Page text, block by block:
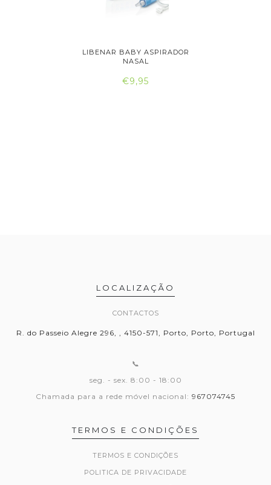
LIBENAR BABY ASPIRADOR
NASAL
€9,95
LOCALIZAÇÃO
CONTACTOS
R. do Passeio Alegre 296, , 4150-571, Porto, Porto, Portugal
📞
seg. - sex. 8:00 - 18:00
Chamada para a rede móvel nacional: 967074745
TERMOS E CONDIÇÕES
TERMOS E CONDIÇÕES
POLITICA DE PRIVACIDADE